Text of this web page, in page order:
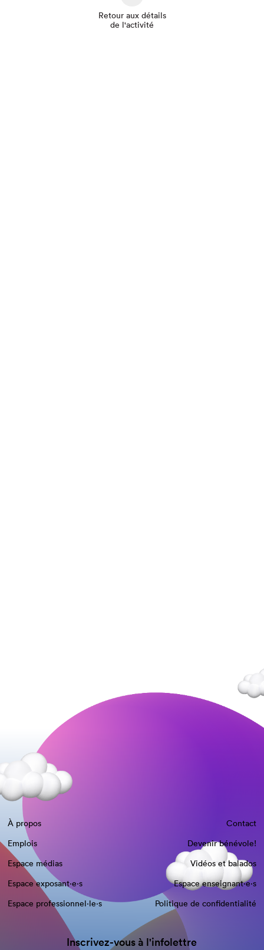
Retour aux détails
de l'activité
À propos
Contact
Emplois
Devenir bénévole!
Espace médias
Vidéos et balados
Espace exposant·e⋅s
Espace enseignant·e⋅s
Espace professionnel·le⋅s
Politique de confidentialité
Inscrivez-vous à l'infolettre